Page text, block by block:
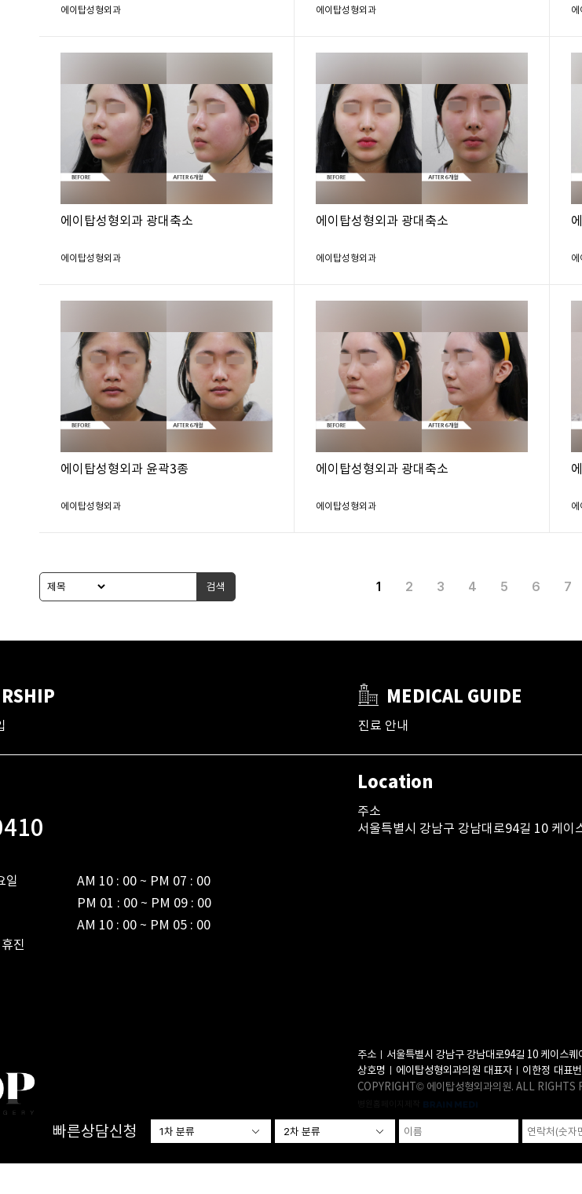
에이탑성형외과 에이탑성형외과 에
에이탑성형외과 광대축소
에이탑성형외과
에이탑성형외과 광대축소
에이탑성형외과 에
에이탑성형외과 윤곽3종
에이탑성형외과
에이탑성형외과 광대축소
에이탑성형외과 에
검색 1 2 3 4 5 6 7
빠른상담신청
MEDICAL GUIDE
진료 안내
일
AM 10 : 00 ~ PM 07 : 00
PM 01 : 00 ~ PM 09 : 00
AM 10 : 00 ~ PM 05 : 00
진
Location
주소
서울특별시 강남구 강남대로94길 10 케이
주소ㅣ서울특별시 강남구 강남대로94길 10 케이스퀘
상호명ㅣ에이탑성형외과의원 대표자ㅣ이한정 대표
COPYRIGHT© 에이탑성형외과의원. ALL RIGHTS